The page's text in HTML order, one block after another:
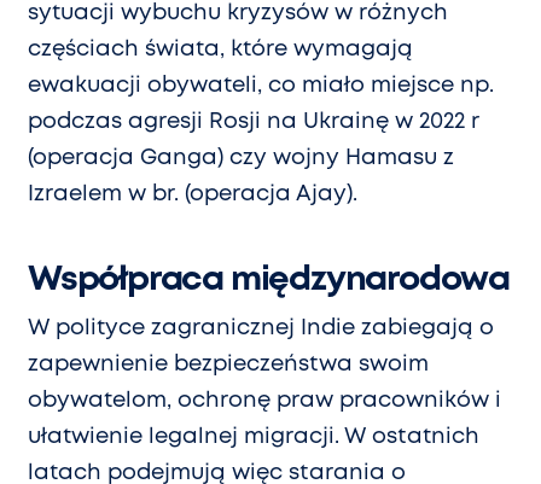
sytuacji wybuchu kryzysów w różnych
częściach świata, które wymagają
ewakuacji obywateli, co miało miejsce np.
podczas agresji Rosji na Ukrainę w 2022 r
(operacja Ganga) czy wojny Hamasu z
Izraelem w br. (operacja Ajay).
Współpraca międzynarodowa
W polityce zagranicznej Indie zabiegają o
zapewnienie bezpieczeństwa swoim
obywatelom, ochronę praw pracowników i
ułatwienie legalnej migracji. W ostatnich
latach podejmują więc starania o